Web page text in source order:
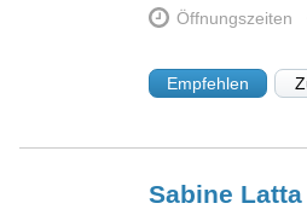
Öffnungszeiten
Empfehlen
Sabine Latta